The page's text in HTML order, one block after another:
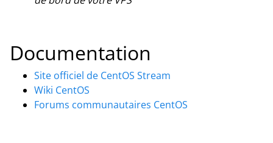
Documentation
Site officiel de CentOS Stream
Wiki CentOS
Forums communautaires CentOS